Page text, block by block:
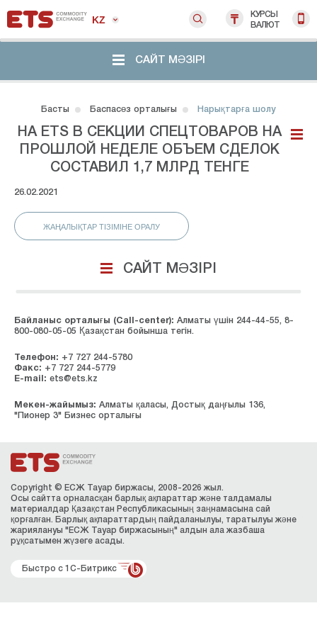
KZ
КУРСЫ
ВАЛЮТ
САЙТ МӘЗІРІ
Басты Баспасөз орталығы Нарықтарға шолу
НА ETS В СЕКЦИИ СПЕЦТОВАРОВ НА
ПРОШЛОЙ НЕДЕЛЕ ОБЪЕМ СДЕЛОК
СОСТАВИЛ 1,7 МЛРД ТЕНГЕ
26.02.2021
ЖАҢАЛЫҚТАР ТІЗІМІНЕ ОРАЛУ
САЙТ МӘЗІРІ
Байланыс орталығы (Сall-center): Алматы үшін 244-44-55, 8-
800-080-05-05 Қазақстан бойынша тегін.
Телефон: +7 727 244-5780
Факс: +7 727 244-5779
E-mail: ets@ets.kz
Мекен-жайымыз: Алматы қаласы, Достық даңғылы 136,
"Пионер 3" Бизнес орталығы
Copyright © ЕСЖ Тауар биржасы, 2008-2026 жыл.
Осы сайтта орналасқан барлық ақпараттар және талдамалы
материалдар Қазақстан Республикасының заңнамасына сай
қорғалған. Барлық ақпараттардың пайдаланылуы, таратылуы және
жариялануы "ЕСЖ Тауар биржасының" алдын ала жазбаша
рұқсатымен жүзеге асады.
Быстро с 1С-Битрикс